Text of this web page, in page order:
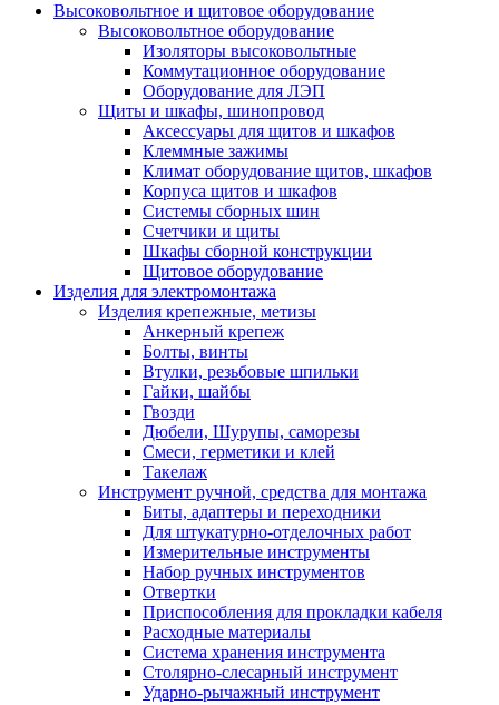
Высоковольтное и щитовое оборудование
Высоковольтное оборудование
Изоляторы высоковольтные
Коммутационное оборудование
Оборудование для ЛЭП
Щиты и шкафы, шинопровод
Аксессуары для щитов и шкафов
Клеммные зажимы
Климат оборудование щитов, шкафов
Корпуса щитов и шкафов
Системы сборных шин
Счетчики и щиты
Шкафы сборной конструкции
Щитовое оборудование
Изделия для электромонтажа
Изделия крепежные, метизы
Анкерный крепеж
Болты, винты
Втулки, резьбовые шпильки
Гайки, шайбы
Гвозди
Дюбели, Шурупы, саморезы
Смеси, герметики и клей
Такелаж
Инструмент ручной, средства для монтажа
Биты, адаптеры и переходники
Для штукатурно-отделочных работ
Измерительные инструменты
Набор ручных инструментов
Отвертки
Приспособления для прокладки кабеля
Расходные материалы
Система хранения инструмента
Столярно-слесарный инструмент
Ударно-рычажный инструмент